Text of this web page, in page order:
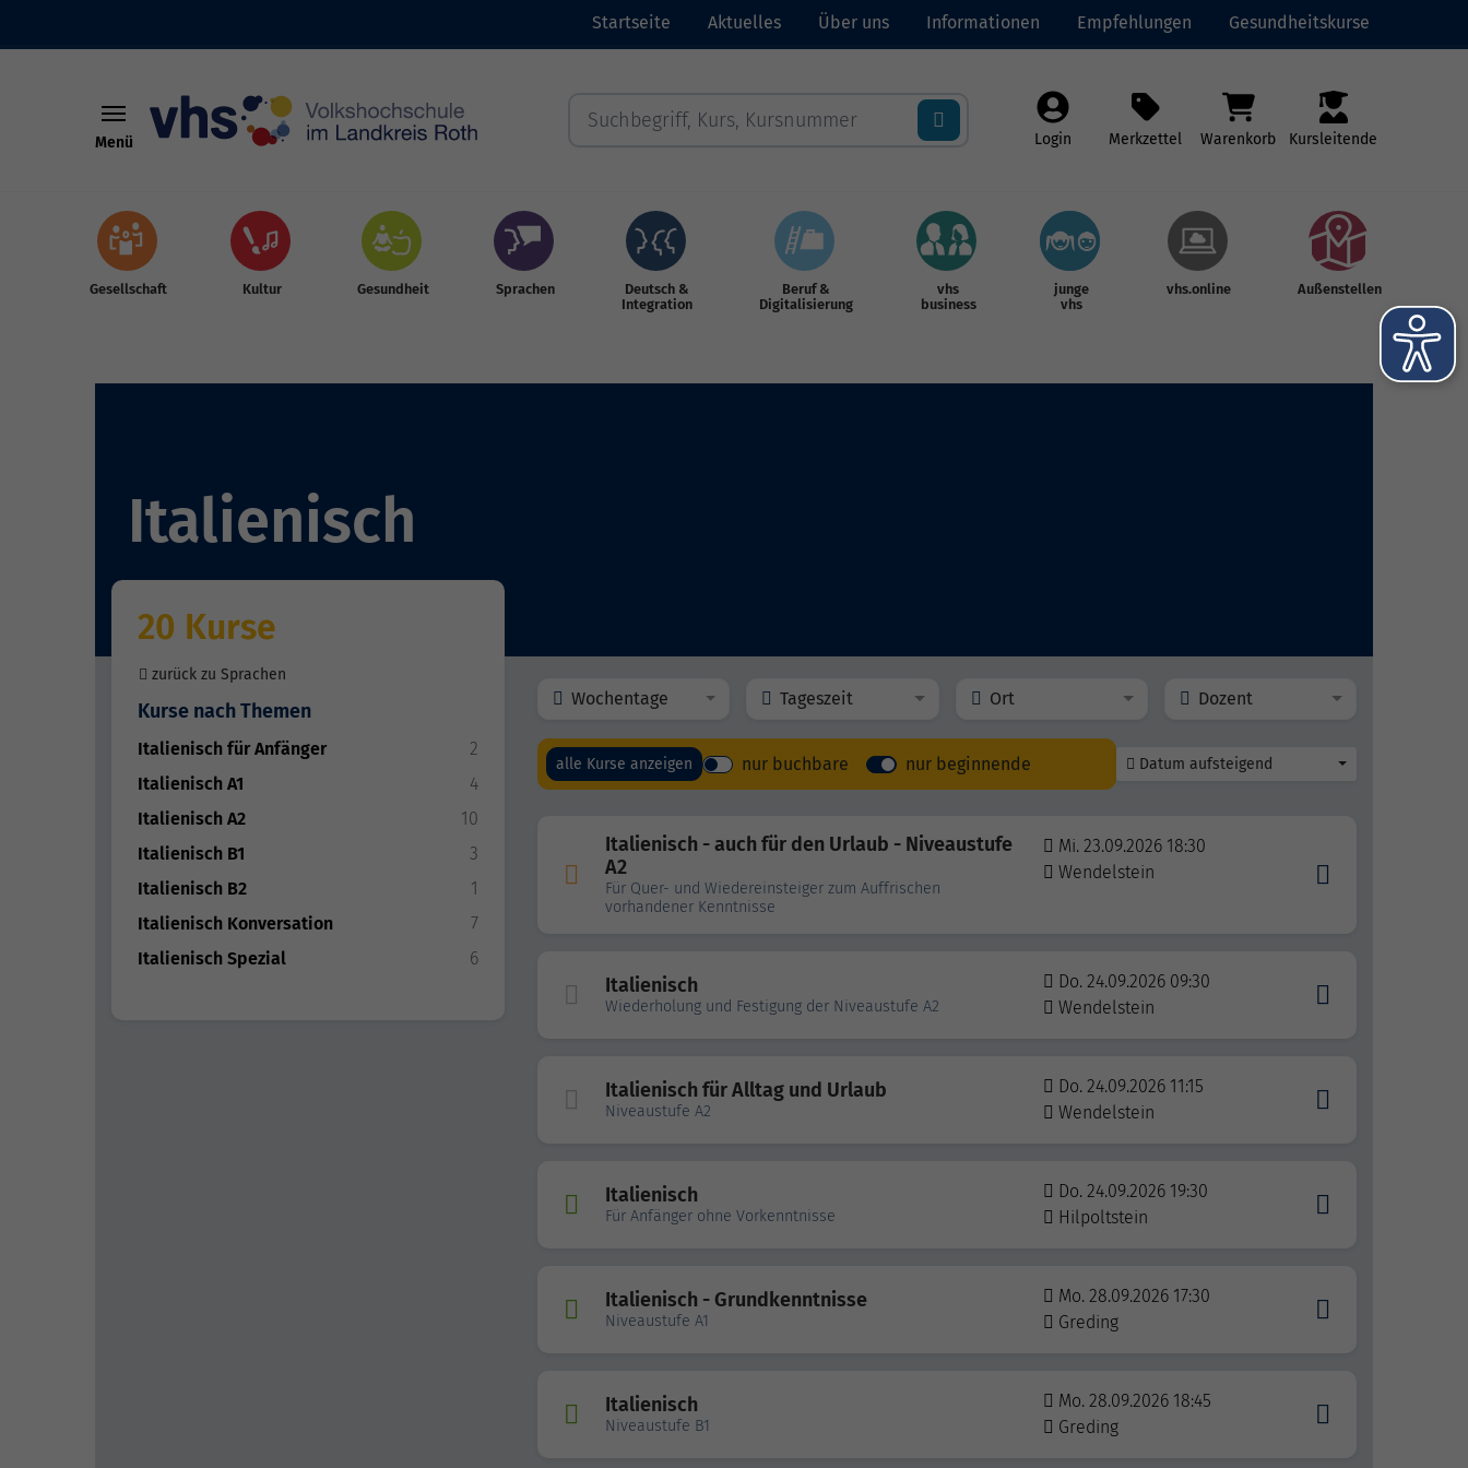
Startseite Aktuelles Über uns Informationen Empfehlungen Gesundheitskurse
Menü Login Merkzettel Warenkorb Kursleitende
Gesellschaft Kultur Gesundheit Sprachen
Deutsch &
Integration
Beruf &
Digitalisierung
vhs
business
junge
vhs
vhs.online Außenstellen
Italienisch
20 Kurse
zurück zu Sprachen
Kurse nach Themen
Italienisch für Anfänger
2
Italienisch A1
4
Italienisch A2
10
Italienisch B1
3
Italienisch B2
1
Italienisch Konversation
7
Italienisch Spezial
6
Wochentage Tageszeit Ort Dozent
alle Kurse anzeigen nur buchbare nur beginnende Datum aufsteigend
Italienisch - auch für den Urlaub - Niveaustufe
A2
Für Quer- und Wiedereinsteiger zum Auffrischen
vorhandener Kenntnisse
Mi. 23.09.2026 18:30
Wendelstein
Italienisch
Wiederholung und Festigung der Niveaustufe A2
Do. 24.09.2026 09:30
Wendelstein
Italienisch für Alltag und Urlaub
Niveaustufe A2
Do. 24.09.2026 11:15
Wendelstein
Italienisch
Für Anfänger ohne Vorkenntnisse
Do. 24.09.2026 19:30
Hilpoltstein
Italienisch - Grundkenntnisse
Niveaustufe A1
Mo. 28.09.2026 17:30
Greding
Italienisch
Niveaustufe B1
Mo. 28.09.2026 18:45
Greding